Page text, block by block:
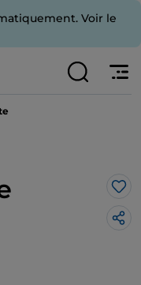
Voir le